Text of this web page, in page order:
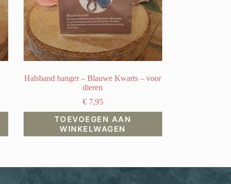
Halsband hanger – Blauwe Kwarts – voor
dieren
€7,95
TOEVOEGEN AAN
WINKELWAGEN